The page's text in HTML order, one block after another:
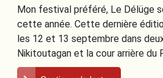
Mon festival préféré, Le Délüge
cette année. Cette dernière
les 12 et 13 septembre dans
Nikitoutagan et la cour arrière du